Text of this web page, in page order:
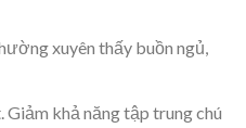
xuyên thấy buồn ngủ,
khả năng tập trung chú